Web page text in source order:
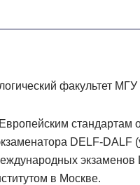
факультет
стандартам
DELF-DALF
экзаменов
в Москве.